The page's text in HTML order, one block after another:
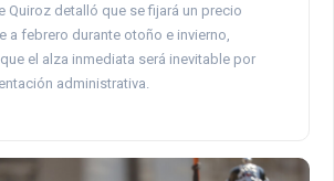
Quiroz detalló que se fijará un precio
a febrero durante otoño e invierno,
el alza inmediata será inevitable por
administrativa.